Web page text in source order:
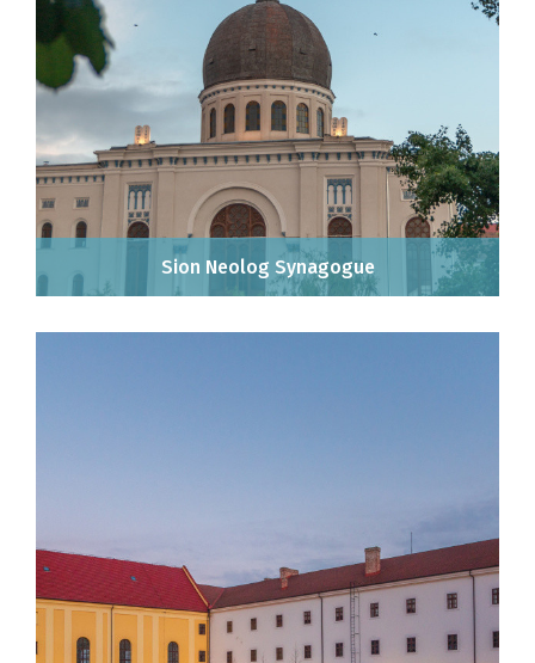
Sion Neolog Synagogue